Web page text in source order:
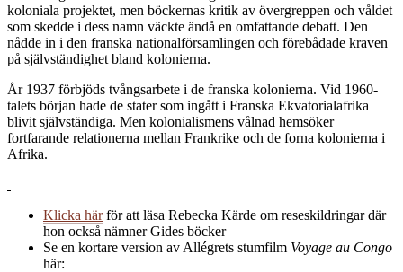
koloniala projektet, men böckernas kritik av övergreppen och våldet
som skedde i dess namn väckte ändå en omfattande debatt. Den
nådde in i den franska nationalförsamlingen och förebådade kraven
på självständighet bland kolonierna.
År 1937 förbjöds tvångsarbete i de franska kolonierna. Vid 1960-
talets början hade de stater som ingått i Franska Ekvatorialafrika
blivit självständiga. Men kolonialismens vålnad hemsöker
fortfarande relationerna mellan Frankrike och de forna kolonierna i
Afrika.
Klicka härför att läsa Rebecka Kärde om reseskildringar där
hon också nämner Gides böcker
Se en kortare version av Allégrets stumfilm Voyage au Congo
här: